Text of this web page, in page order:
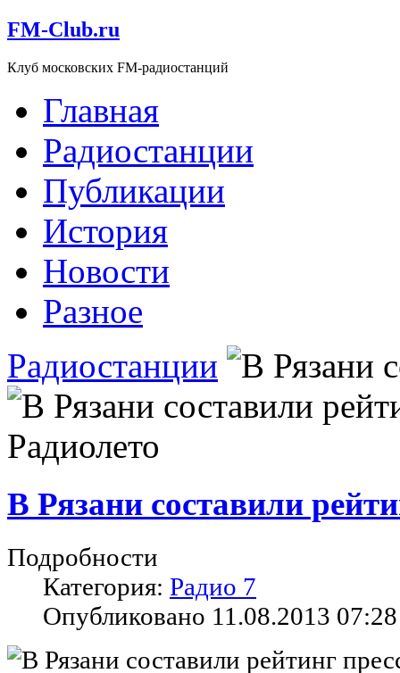
FM-Club.ru
Клуб московских FM-радиостанций
Главная
Радиостанции
Публикации
История
Новости
Разное
Радиостанции
Радиолето
В Рязани составили
Подробности
Категория: Радио 7
Опубликовано 11.08.2013 07:28